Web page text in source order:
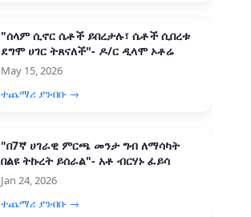
"ሰላም ሲኖር ሴቶች ይበረታሉ፣ ሴቶች ሲበረቱ
ደግሞ ሀገር ትጸናለች"- ዶ/ር ዲላሞ ኦቶሬ
May 15, 2026
ተጨማሪ ያንብቡ →
"በ7ኛ ሀገራዊ ምርጫ መንታ ግብ ለማሳካት
በልዩ ትኩረት ይሰራል"- አቶ ብርሃኑ ፈይሳ
Jan 24, 2026
ተጨማሪ ያንብቡ →